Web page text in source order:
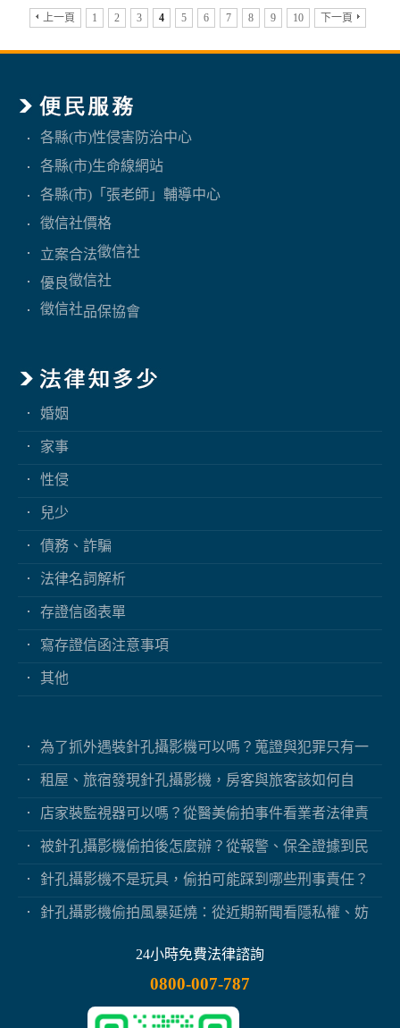
上一頁 1 2 3 4 5 6 7 8 9 10 下一頁
各縣(市)性侵害防治中心
各縣(市)生命線網站
各縣(市)「張老師」輔導中心
徵信社價格
立案合法徵信社
優良徵信社
徵信社品保協會
婚姻
家事
性侵
兒少
債務、詐騙
法律名詞解析
存證信函表單
寫存證信函注意事項
其他
為了抓外遇裝針孔攝影機可以嗎？蒐證與犯罪只有一
租屋、旅宿發現針孔攝影機，房客與旅客該如何自
店家裝監視器可以嗎？從醫美偷拍事件看業者法律責
被針孔攝影機偷拍後怎麼辦？從報警、保全證據到民
針孔攝影機不是玩具，偷拍可能踩到哪些刑事責任？
針孔攝影機偷拍風暴延燒：從近期新聞看隱私權、妨
24小時免費法律諮詢
0800-007-787